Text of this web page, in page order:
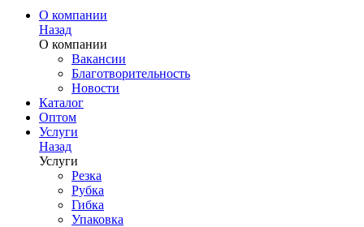
О компании
Назад
О компании
Вакансии
Благотворительность
Новости
Каталог
Оптом
Услуги
Назад
Услуги
Резка
Рубка
Гибка
Упаковка